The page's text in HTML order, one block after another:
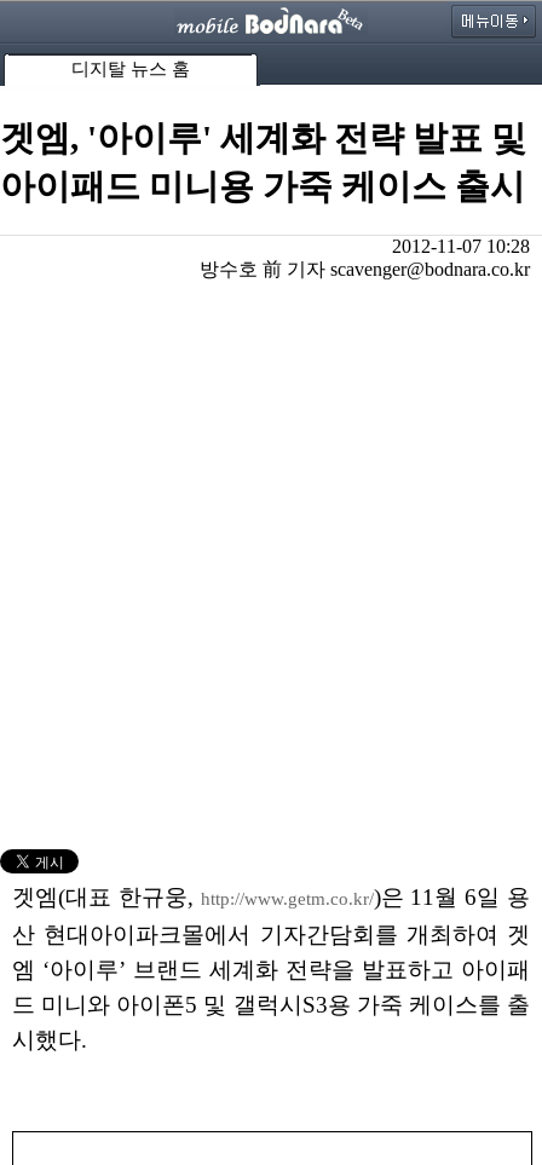
디지탈 뉴스 홈
겟엠, '아이루' 세계화 전략 발표 및
아이패드 미니용 가죽 케이스 출시
2012-11-07 10:28
방수호 前 기자 scavenger@bodnara.co.kr
겟엠(대표 한규웅, http://www.getm.co.kr/)은 11월 6일 용
산 현대아이파크몰에서 기자간담회를 개최하여 겟
엠 ‘아이루’ 브랜드 세계화 전략을 발표하고 아이패
드 미니와 아이폰5 및 갤럭시S3용 가죽 케이스를 출
시했다.